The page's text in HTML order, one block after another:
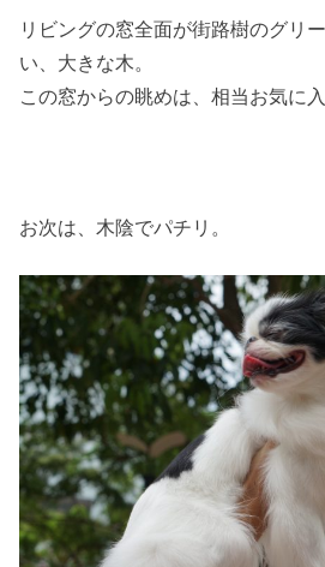
リビングの窓全面が街路樹のグリ
い、大きな木。
この窓からの眺めは、相当お気に
お次は、木陰でパチリ。